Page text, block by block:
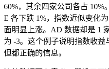
60%，其余四家公司各占 10%
E 各下跌 1%，指数近似变化为
面明显上涨。AD 数据却是 1
为 -3。这个例子说明指数收
但都正确的信息。